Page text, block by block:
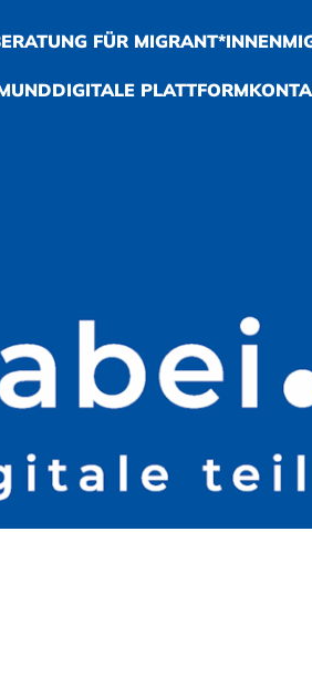
FÜR MIGRANT*INNEN
DIGITALE PLATTFORM